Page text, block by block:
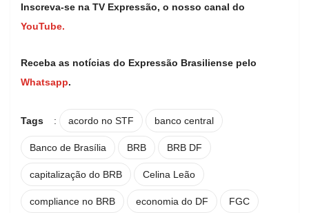
Inscreva-se na TV Expressão, o nosso canal do
YouTube.
Receba as notícias do Expressão Brasiliense pelo
Whatsapp.
Tags : acordo no STF banco central
Banco de Brasília BRB BRB DF
capitalização do BRB Celina Leão
compliance no BRB economia do DF FGC